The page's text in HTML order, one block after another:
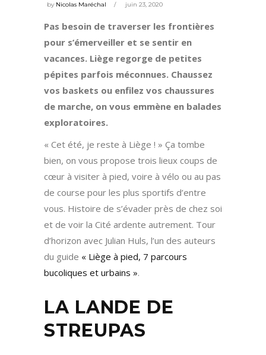
by Nicolas Maréchal juin 23, 2020
Pas besoin de traverser les frontières
pour s’émerveiller et se sentir en
vacances. Liège regorge de petites
pépites parfois méconnues. Chaussez
vos baskets ou enfilez vos chaussures
de marche, on vous emmène en balades
exploratoires.
« Cet été, je reste à Liège ! » Ça tombe
bien, on vous propose trois lieux coups de
cœur à visiter à pied, voire à vélo ou au pas
de course pour les plus sportifs d’entre
vous. Histoire de s’évader près de chez soi
et de voir la Cité ardente autrement. Tour
d’horizon avec Julian Huls, l’un des auteurs
du guide « Liège à pied, 7 parcours
bucoliques et urbains ».
LA LANDE DE
STREUPAS